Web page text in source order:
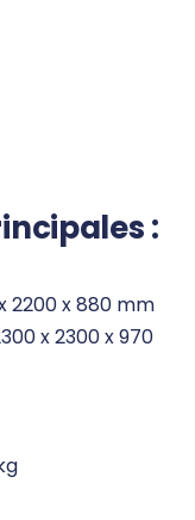
:
2200 x 880 mm
x 2300 x 970